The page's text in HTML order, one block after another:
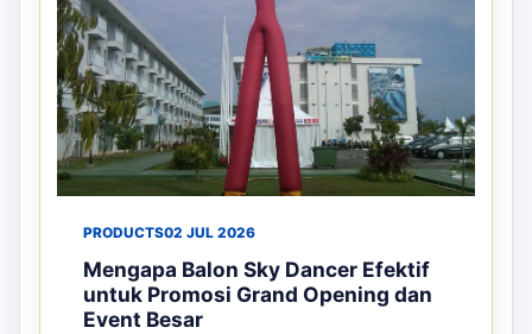
PRODUCTS02 JUL 2026
Mengapa Balon Sky Dancer Efektif
untuk Promosi Grand Opening dan
Event Besar